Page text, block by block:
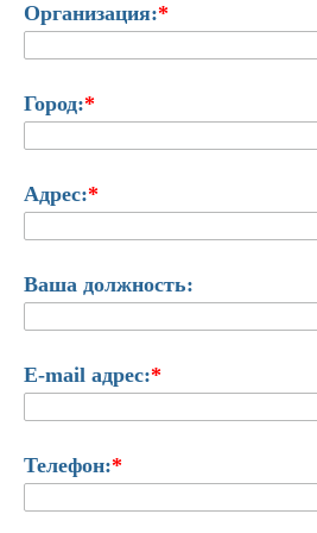
Организация:*
Город:*
Адрес:*
Ваша должность:
E-mail адрес:*
Телефон:*